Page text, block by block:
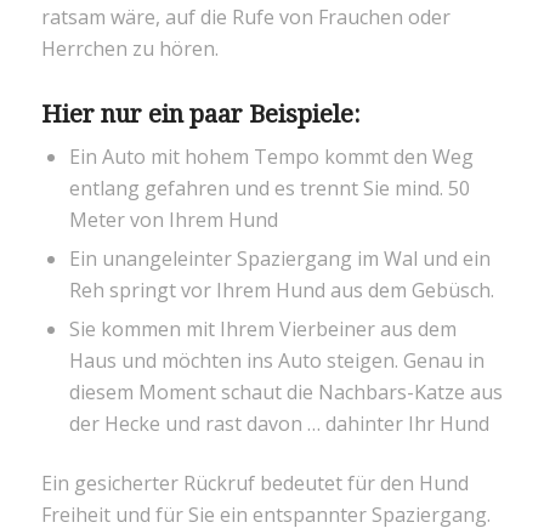
ratsam wäre, auf die Rufe von Frauchen oder
Herrchen zu hören.
Hier nur ein paar Beispiele:
Ein Auto mit hohem Tempo kommt den Weg
entlang gefahren und es trennt Sie mind. 50
Meter von Ihrem Hund
Ein unangeleinter Spaziergang im Wal und ein
Reh springt vor Ihrem Hund aus dem Gebüsch.
Sie kommen mit Ihrem Vierbeiner aus dem
Haus und möchten ins Auto steigen. Genau in
diesem Moment schaut die Nachbars-Katze aus
der Hecke und rast davon … dahinter Ihr Hund
Ein gesicherter Rückruf bedeutet für den Hund
Freiheit und für Sie ein entspannter Spaziergang.